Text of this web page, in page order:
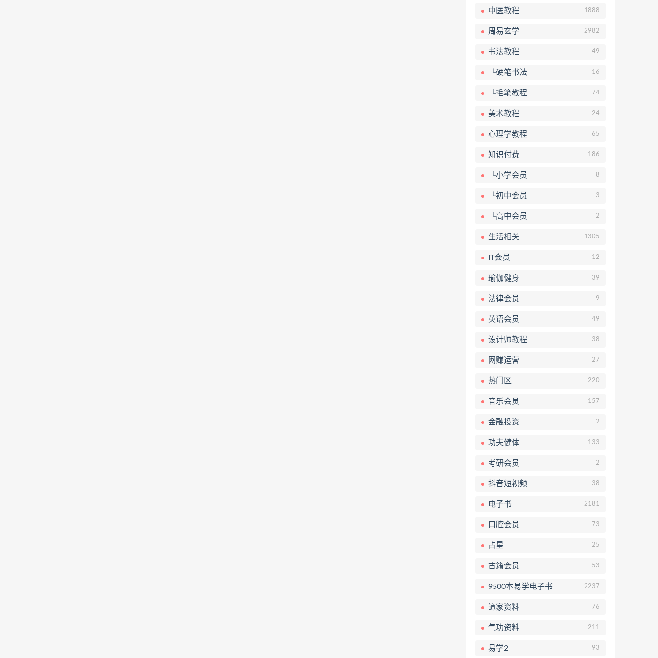
中医教程 1888
周易玄学 2982
书法教程 49
└硬笔书法 16
└毛笔教程 74
美术教程 24
心理学教程 65
知识付费 186
└小学会员 8
└初中会员 3
└高中会员 2
生活相关 1305
IT会员 12
瑜伽健身 39
法律会员 9
英语会员 49
设计师教程 38
网赚运营 27
热门区 220
音乐会员 157
金融投资 2
功夫健体 133
考研会员 2
抖音短视频 38
电子书 2181
口腔会员 73
占星 25
古籍会员 53
9500本易学电子书 2237
道家资料 76
气功资料 211
易学2 93